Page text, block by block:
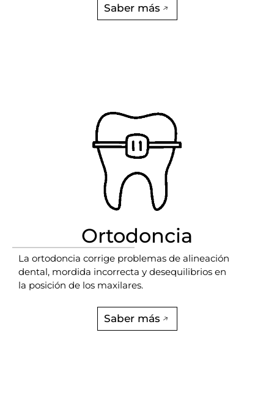
Saber más
Ortodoncia
La ortodoncia corrige problemas de alineación
dental, mordida incorrecta y desequilibrios en
la posición de los maxilares.
Saber más